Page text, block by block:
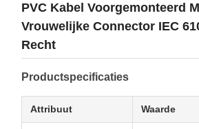
PVC Kabel Voorgemonteerd
Vrouwelijke Connector IEC
Recht
Productspecificaties
Attribuut Waarde